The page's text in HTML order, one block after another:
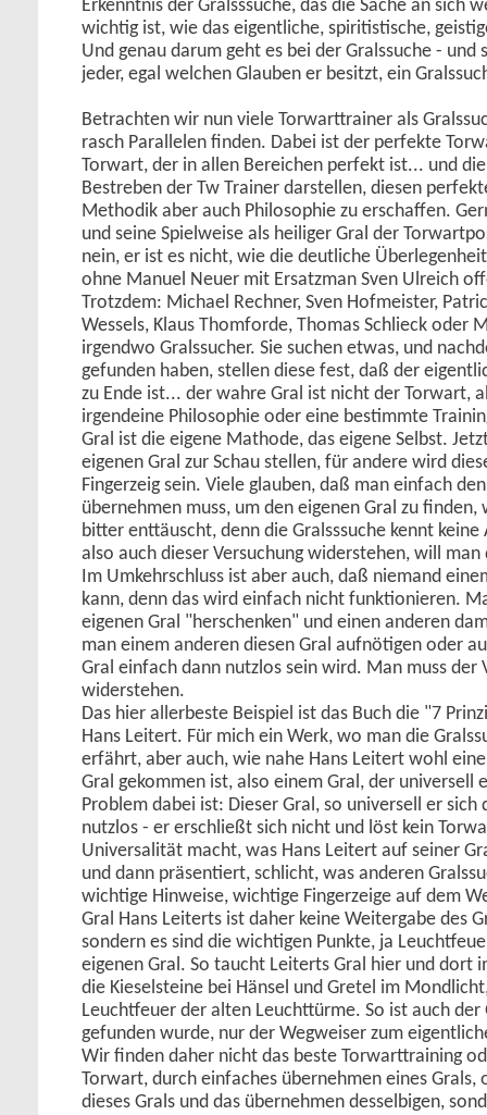
Erkenntnis der Gralsssuche, das die Sache an sich
wichtig ist, wie das eigentliche, spiritistische,
Und genau darum geht es bei der Gralssuche - und
jeder, egal welchen Glauben er besitzt, ein
Betrachten wir nun viele Torwarttrainer als
rasch Parallelen finden. Dabei ist der perfekte
Torwart, der in allen Bereichen perfekt ist... und die
Bestreben der Tw Trainer darstellen, diesen
Methodik aber auch Philosophie zu erschaffen.
und seine Spielweise als heiliger Gral der
nein, er ist es nicht, wie die deutliche
ohne Manuel Neuer mit Ersatzman Sven Ulreich
Trotzdem: Michael Rechner, Sven Hofmeister,
Wessels, Klaus Thomforde, Thomas Schlieck oder
irgendwo Gralssucher. Sie suchen etwas, und
gefunden haben, stellen diese fest, daß der
zu Ende ist... der wahre Gral ist nicht der Torwart,
irgendeine Philosophie oder eine bestimmte
Gral ist die eigene Mathode, das eigene Selbst.
eigenen Gral zur Schau stellen, für andere wird
Fingerzeig sein. Viele glauben, daß man einfach
übernehmen muss, um den eigenen Gral zu
bitter enttäuscht, denn die Gralsssuche kennt keine
also auch dieser Versuchung widerstehen, will
Im Umkehrschluss ist aber auch, daß niemand
kann, denn das wird einfach nicht funktionieren.
eigenen Gral "herschenken" und einen anderen
man einem anderen diesen Gral aufnötigen oder
Gral einfach dann nutzlos sein wird. Man muss der
widerstehen.
Das hier allerbeste Beispiel ist das Buch die "7
Hans Leitert. Für mich ein Werk, wo man die
erfährt, aber auch, wie nahe Hans Leitert wohl
Gral gekommen ist, also einem Gral, der universell
Problem dabei ist: Dieser Gral, so universell er
nutzlos - er erschließt sich nicht und löst kein
Universalität macht, was Hans Leitert auf seiner
und dann präsentiert, schlicht, was anderen
wichtige Hinweise, wichtige Fingerzeige auf dem
Gral Hans Leiterts ist daher keine Weitergabe des
sondern es sind die wichtigen Punkte, ja
eigenen Gral. So taucht Leiterts Gral hier und dort
die Kieselsteine bei Hänsel und Gretel im
Leuchtfeuer der alten Leuchttürme. So ist auch der
gefunden wurde, nur der Wegweiser zum
Wir finden daher nicht das beste Torwarttraining
Torwart, durch einfaches übernehmen eines Grals,
dieses Grals und das übernehmen desselbigen,